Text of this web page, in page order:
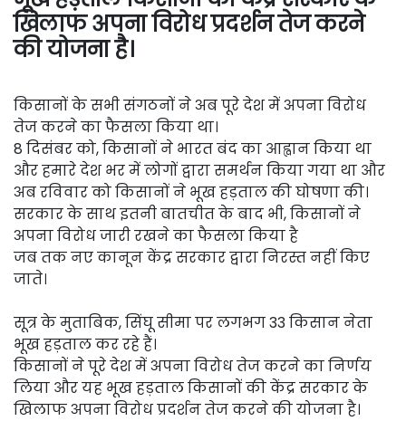
खिलाफ अपना विरोध प्रदर्शन तेज करने
की योजना है।
किसानों के सभी संगठनों ने अब पूरे देश में अपना विरोध
तेज करने का फैसला किया था।
8 दिसंबर को, किसानों ने भारत बंद का आह्वान किया था
और हमारे देश भर में लोगों द्वारा समर्थन किया गया था और
अब रविवार को किसानों ने भूख हड़ताल की घोषणा की।
सरकार के साथ इतनी बातचीत के बाद भी, किसानों ने
अपना विरोध जारी रखने का फैसला किया है
जब तक नए कानून केंद्र सरकार द्वारा निरस्त नहीं किए
जाते।
सूत्र के मुताबिक, सिंघू सीमा पर लगभग 33 किसान नेता
भूख हड़ताल कर रहे हैं।
किसानों ने पूरे देश में अपना विरोध तेज करने का निर्णय
लिया और यह भूख हड़ताल किसानों की केंद्र सरकार के
खिलाफ अपना विरोध प्रदर्शन तेज करने की योजना है।